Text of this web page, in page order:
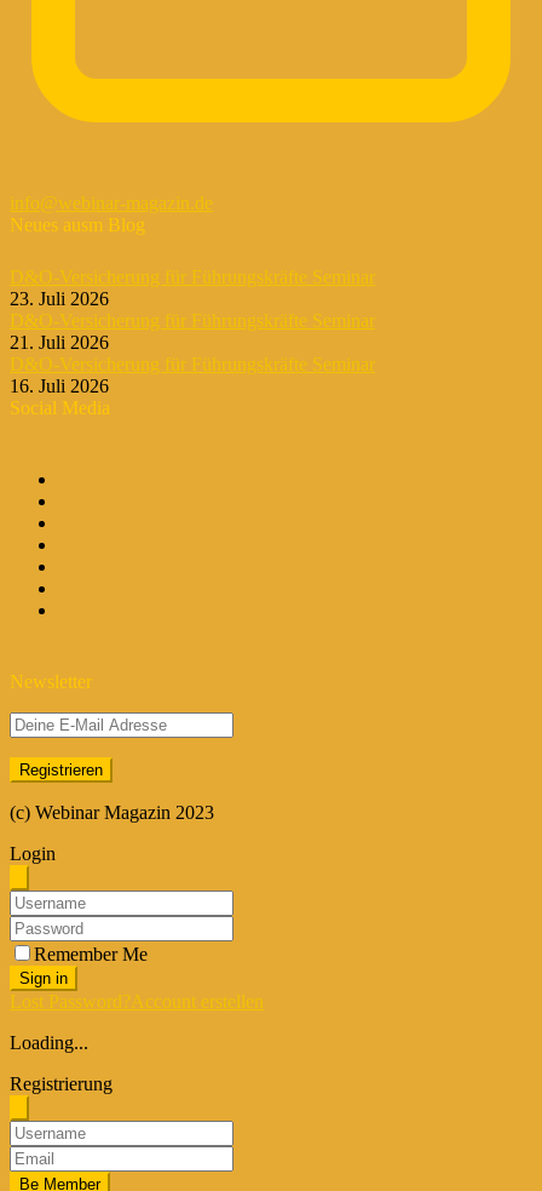
info@webinar-magazin.de
Neues ausm Blog
D&O-Versicherung für Führungskräfte Seminar
23. Juli 2026
D&O-Versicherung für Führungskräfte Seminar
21. Juli 2026
D&O-Versicherung für Führungskräfte Seminar
16. Juli 2026
Social Media
Newsletter
(c) Webinar Magazin 2023
Login
Remember Me
Sign in
Lost Password?Account erstellen
Loading...
Registrierung
Be Member